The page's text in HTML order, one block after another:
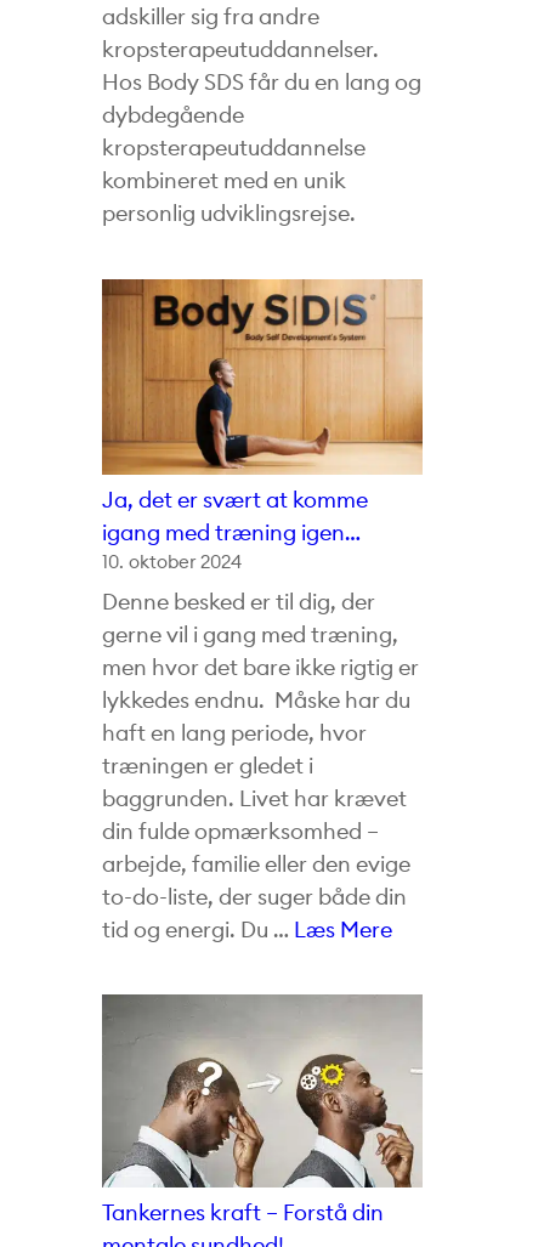
adskiller sig fra andre
kropsterapeutuddannelser.
Hos Body SDS får du en lang og
dybdegående
kropsterapeutuddannelse
kombineret med en unik
personlig udviklingsrejse.
Ja, det er svært at komme
igang med træning igen…
10. oktober 2024
Denne besked er til dig, der
gerne vil i gang med træning,
men hvor det bare ikke rigtig er
lykkedes endnu. Måske har du
haft en lang periode, hvor
træningen er gledet i
baggrunden. Livet har krævet
din fulde opmærksomhed –
arbejde, familie eller den evige
to-do-liste, der suger både din
tid og energi. Du … Læs Mere
Tankernes kraft – Forstå din